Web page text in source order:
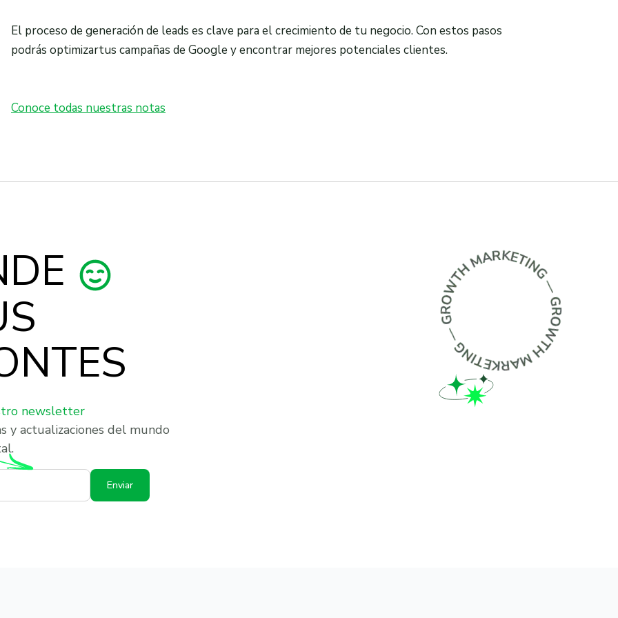
El proceso de generación de leads es clave para el crecimiento de tu negocio. Con estos pasos
podrás optimizartus campañas de Google y encontrar mejores potenciales clientes.
Conoce todas nuestras notas
newsletter
y actualizaciones del mundo
Enviar